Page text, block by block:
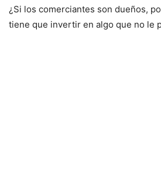
¿Si los comerciantes son dueños,
tiene que invertir en algo que no le